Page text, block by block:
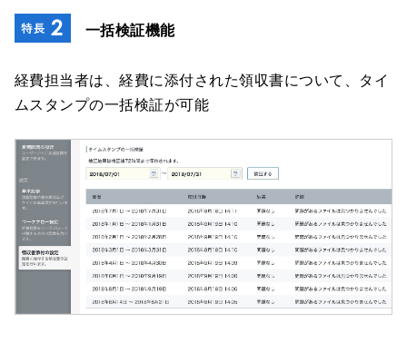
一括検証機能
経費担当者は、経費に添付された領収書について、タイ
ムスタンプの一括検証が可能